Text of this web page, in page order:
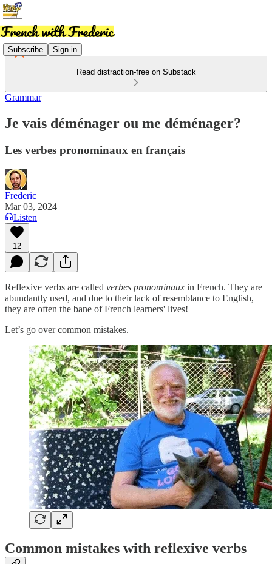
Subscribe Sign in
Read distraction-free on Substack
Grammar
Je vais déménager ou me déménager?
Les verbes pronominaux en français
Frederic
Mar 03, 2024
Listen
12
Reflexive verbs are called verbes pronominaux in French. They are
abundantly used, and due to their lack of resemblance to English,
they are often the bane of French learners' lives!
Let’s go over common mistakes.
Common mistakes with reflexive verbs